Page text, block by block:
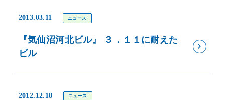
2013.03.11 ニュース
『気仙沼河北ビル』 ３．１１に耐えた
ビル
2012.12.18 ニュース